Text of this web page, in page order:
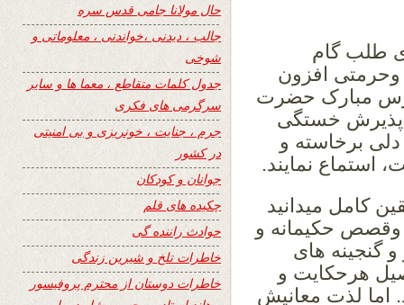
طلب گام
وحرمتی افزون
مبارک حضرت
پذیرش خستگی
دلی برخاسته و
استماع نمایند.
کامل میدانید
وقصص حکیمانه و
گنجینه های
هرحکایت و
اما لذت معانیش
حال مولانا جامی قدس سره
جالب ، دیدنی ،خواندنی ، معلوماتی و
شوخی
جدول کلمات متقاطع ، معما ها و سایر
سرگرمی های فکری
جرم ، جنایت ، خونریزی و بی امنیتی
در کشور
جوانان و کودکان
چکیده های قلم
حوادث راننده گی
خاطرات تلخ و شیرین زندگی
خاطرات دوستان از محترم پروفیسور